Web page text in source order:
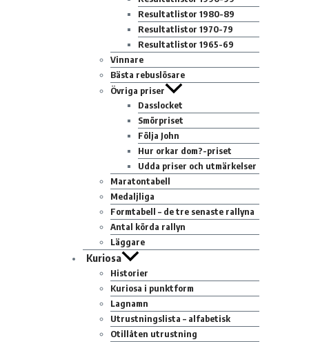
Resultatlistor 1980-89
Resultatlistor 1970-79
Resultatlistor 1965-69
Vinnare
Bästa rebuslösare
Övriga priser
Dasslocket
Smörpriset
Följa John
Hur orkar dom?-priset
Udda priser och utmärkelser
Maratontabell
Medaljliga
Formtabell – de tre senaste rallyna
Antal körda rallyn
Läggare
Kuriosa
Historier
Kuriosa i punktform
Lagnamn
Utrustningslista – alfabetisk
Otillåten utrustning